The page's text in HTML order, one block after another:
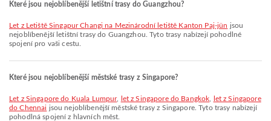
Které jsou nejoblíbenější letištní trasy do Guangzhou?
let z Letiště Singapur Changi na Mezinárodní letiště Kanton Paj-jün jsou
nejoblíbenější letištní trasy do Guangzhou. Tyto trasy nabízejí pohodlné
spojení pro vaši cestu.
Které jsou nejoblíbenější městské trasy z Singapore?
let z Singapore do Kuala Lumpur, let z Singapore do Bangkok
let z Singapore
do Chennai jsou nejoblíbenější městské trasy z Singapore. Tyto trasy nabízejí
pohodlná spojení z hlavních měst.